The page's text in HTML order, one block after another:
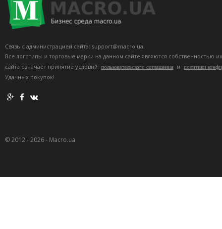
Связь с администрацией сайта: support@macro.ua.
Все логотипы и торговые марки на данном сайте являются собственностью
сайта означает принятие условий
пользовательского соглашения и политики
Удачных покупок!
© 2012 - 2026 - Macro.ua